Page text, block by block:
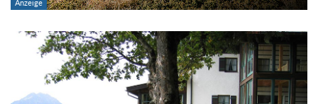
Übernachtung:
Suchbegriff: